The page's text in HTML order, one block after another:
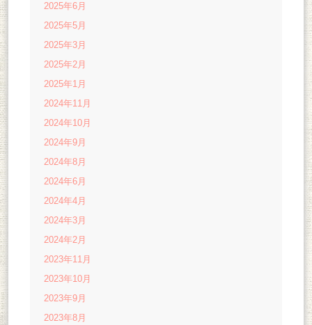
2025年6月
2025年5月
2025年3月
2025年2月
2025年1月
2024年11月
2024年10月
2024年9月
2024年8月
2024年6月
2024年4月
2024年3月
2024年2月
2023年11月
2023年10月
2023年9月
2023年8月